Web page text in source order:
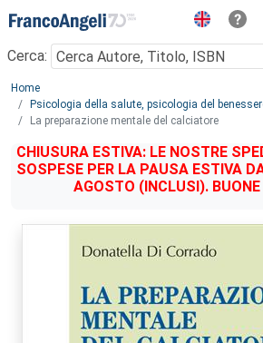
Menu
Cerca:
Main content
Home
Psicologia della salute, psicologia del
La preparazione mentale del calciatore
CHIUSURA ESTIVA: LE NOSTRE
SOSPESE PER LA PAUSA ESTIVA
AGOSTO (INCLUSI).